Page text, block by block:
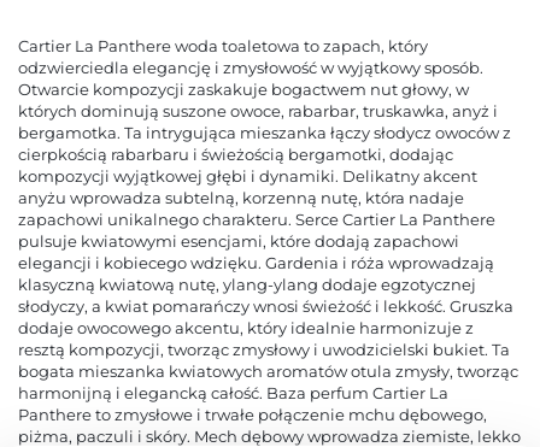
Cartier La Panthere woda toaletowa to zapach, który
odzwierciedla elegancję i zmysłowość w wyjątkowy sposób.
Otwarcie kompozycji zaskakuje bogactwem nut głowy, w
których dominują suszone owoce, rabarbar, truskawka, anyż i
bergamotka. Ta intrygująca mieszanka łączy słodycz owoców z
cierpkością rabarbaru i świeżością bergamotki, dodając
kompozycji wyjątkowej głębi i dynamiki. Delikatny akcent
anyżu wprowadza subtelną, korzenną nutę, która nadaje
zapachowi unikalnego charakteru. Serce Cartier La Panthere
pulsuje kwiatowymi esencjami, które dodają zapachowi
elegancji i kobiecego wdzięku. Gardenia i róża wprowadzają
klasyczną kwiatową nutę, ylang-ylang dodaje egzotycznej
słodyczy, a kwiat pomarańczy wnosi świeżość i lekkość. Gruszka
dodaje owocowego akcentu, który idealnie harmonizuje z
resztą kompozycji, tworząc zmysłowy i uwodzicielski bukiet. Ta
bogata mieszanka kwiatowych aromatów otula zmysły, tworząc
harmonijną i elegancką całość. Baza perfum Cartier La
Panthere to zmysłowe i trwałe połączenie mchu dębowego,
piżma, paczuli i skóry. Mech dębowy wprowadza ziemiste, lekko